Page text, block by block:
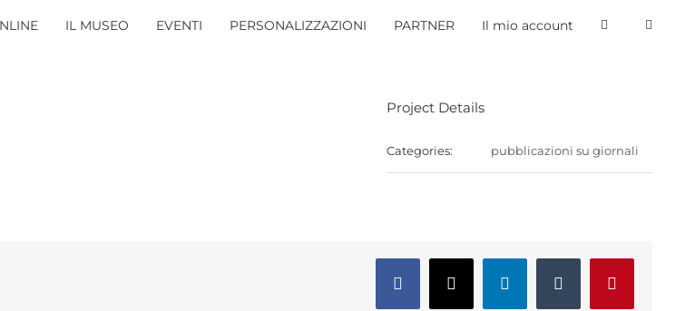
IL MUSEO EVENTI PERSONALIZZAZIONI PARTNER Il mio account
Project Details
Categories: pubblicazioni su giornali
Facebook
X LinkedInTumblr Pinterest